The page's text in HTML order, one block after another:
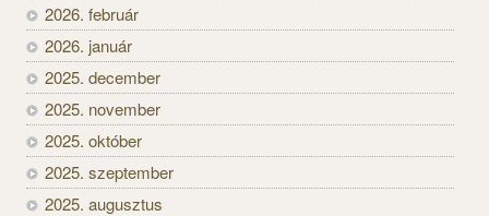
2026. február
2026. január
2025. december
2025. november
2025. október
2025. szeptember
2025. augusztus